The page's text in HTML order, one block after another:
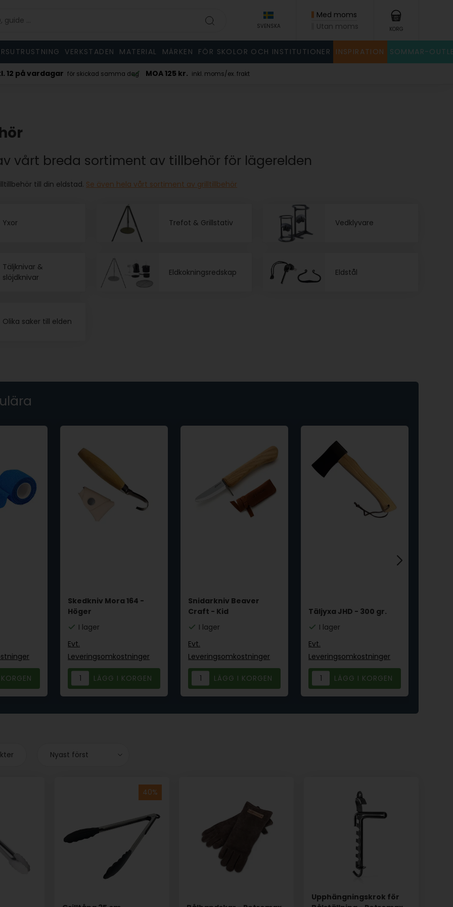
SVENSKA
Med moms
Utan moms
KORG
VERKSTADEN MATERIAL MÄRKEN FÖR SKOLOR OCH INSTITUTIONER INSPIRATION SOMMAR-
12 på vardagar för skickad samma dag MOA 125 kr. inkl. moms/ex. frakt
vårt breda sortiment av tillbehör för lägerelden
till din eldstad. Se även hela vårt sortiment av grilltillbehör
Yxor Trefot & Grillstativ Vedklyvare
Täljknivar &
slöjdknivar
Eldkokningsredskap Eldstål
Olika saker till elden
Skedkniv Mora 164 -
Höger
I lager
Evt.
Leveringsomkostninger
Snidarkniv Beaver
Craft - Kid
I lager
Evt.
Leveringsomkostninger
Täljyxa JHD - 300 gr.
I lager
Evt.
Leveringsomkostninger
Upphängningskrok för